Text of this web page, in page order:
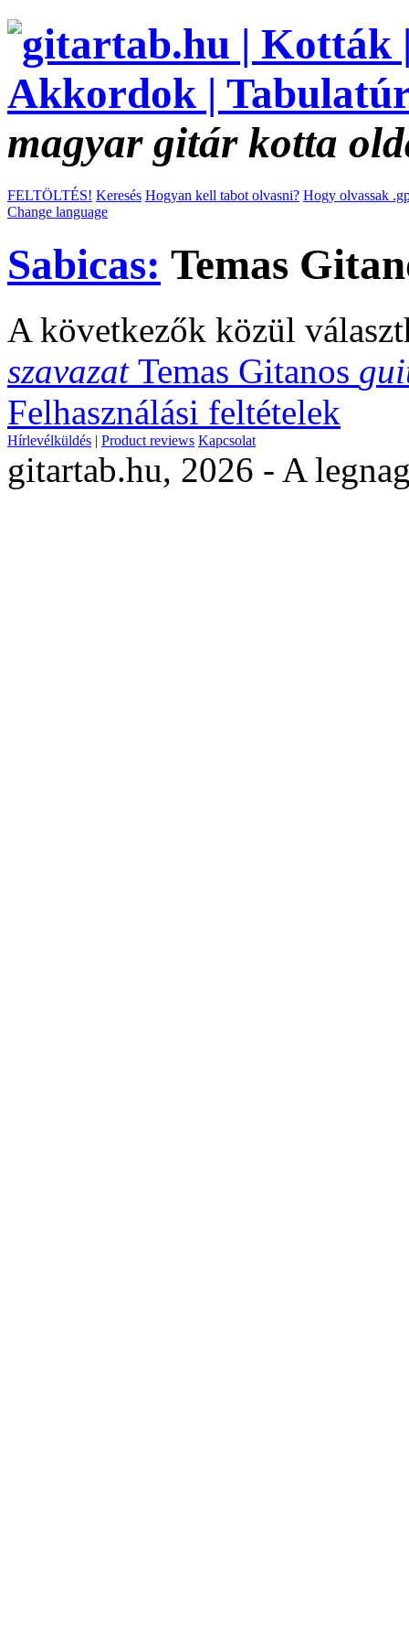
magyar gitár kotta
FELTÖLTÉS! Keresés Hogyan kell tabot olvasni? Hogy olvassak
Change language
Sabicas: Temas
A következők közül
szavazat Temas Gitanos
Felhasználási feltételek
Hírlevélküldés | Product reviews Kapcsolat
gitartab.hu, 2026 - A